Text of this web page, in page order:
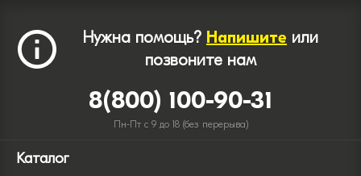
Нужна помощь? Напишите или
позвоните нам
8(800) 100-90-31
Пн-Пт с 9 до 18 (без перерыва)
Каталог